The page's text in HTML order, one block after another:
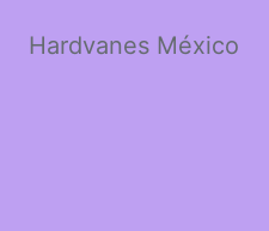
Hardvanes México